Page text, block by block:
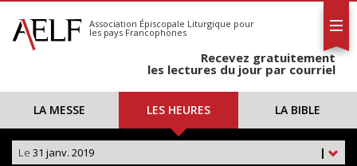
S'abonner
Calendrier
Association Épiscopale Liturgique pour
les pays Francophones
Recevez gratuitement
les lectures du jour par courriel
LA MESSE LES HEURES LA BIBLE
|
Le 31 janv. 2019